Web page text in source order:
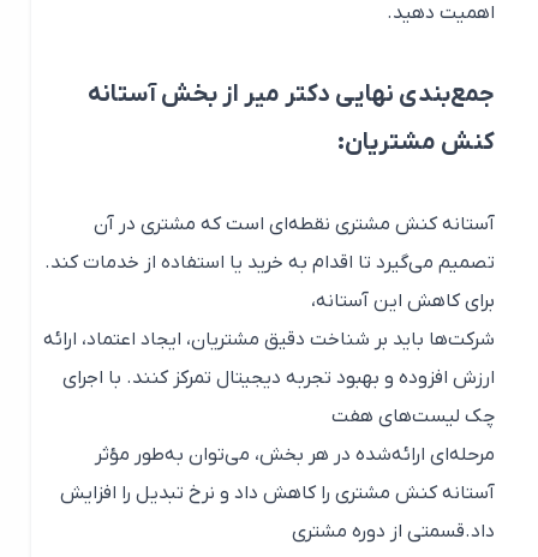
اهمیت دهید.
جمع‌بندی نهایی دکتر میر از بخش آستانه
کنش مشتریان:
آستانه کنش مشتری نقطه‌ای است که مشتری در آن
تصمیم می‌گیرد تا اقدام به خرید یا استفاده از خدمات کند.
برای کاهش این آستانه،
شرکت‌ها باید بر شناخت دقیق مشتریان، ایجاد اعتماد، ارائه
ارزش افزوده و بهبود تجربه دیجیتال تمرکز کنند. با اجرای
چک لیست‌های هفت
مرحله‌ای ارائه‌شده در هر بخش، می‌توان به‌طور مؤثر
آستانه کنش مشتری را کاهش داد و نرخ تبدیل را افزایش
داد.قسمتی از دوره مشتری